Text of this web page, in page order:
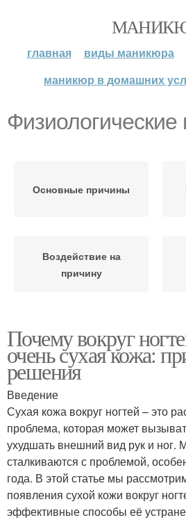
главная виды маникюра
маникюр в домашних
Основные причины
Воздействие на
причину
Почему вокруг
очень сухая кожа:
решения
Введение
Сухая кожа вокруг ногтей – это
проблема, которая может
ухудшать внешний вид рук и ног.
сталкиваются с проблемой,
года. В этой статье мы
появления сухой кожи вокруг
эффективные способы её